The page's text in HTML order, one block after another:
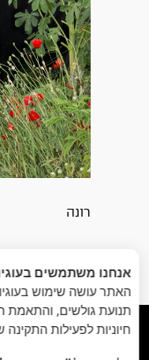
רונה
« הקודם: סוף
האביב

אנחנו משתמשים
האתר עושה שימוש
תנועת גולשים, והתאמת
חיוניות לפעילות